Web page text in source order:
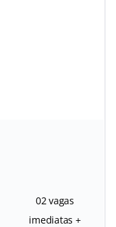
02 vagas
imediatas +